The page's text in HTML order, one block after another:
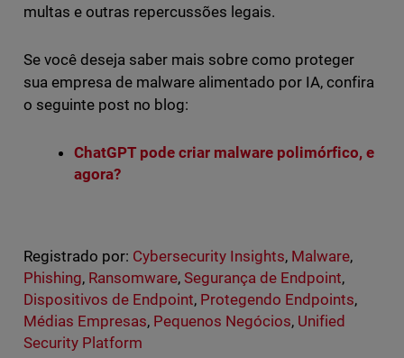
multas e outras repercussões legais.
Se você deseja saber mais sobre como proteger
sua empresa de malware alimentado por IA, confira
o seguinte post no blog:
ChatGPT pode criar malware polimórfico, e
agora?
Registrado por: Cybersecurity Insights, Malware,
Phishing, Ransomware, Segurança de Endpoint,
Dispositivos de Endpoint, Protegendo Endpoints,
Médias Empresas, Pequenos Negócios, Unified
Security Platform